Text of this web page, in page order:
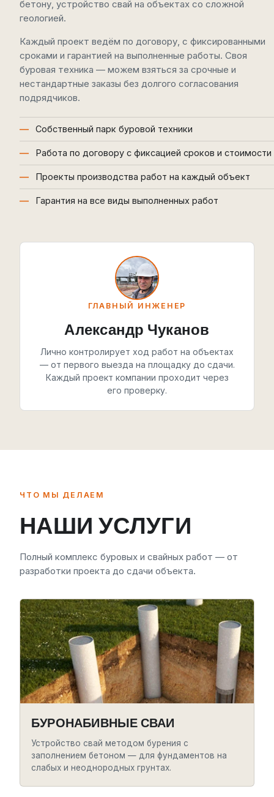
бетону, устройство свай на объектах со сложной
геологией.
Каждый проект ведём по договору, с фиксированными
сроками и гарантией на выполненные работы. Своя
буровая техника — можем взяться за срочные и
нестандартные заказы без долгого согласования
подрядчиков.
Собственный парк буровой техники
Работа по договору с фиксацией сроков и стоимости
Проекты производства работ на каждый объект
Гарантия на все виды выполненных работ
ГЛАВНЫЙ ИНЖЕНЕР
Александр Чуканов
Лично контролирует ход работ на объектах
— от первого выезда на площадку до сдачи.
Каждый проект компании проходит через
его проверку.
ЧТО МЫ ДЕЛАЕМ
НАШИ УСЛУГИ
Полный комплекс буровых и свайных работ — от
разработки проекта до сдачи объекта.
БУРОНАБИВНЫЕ СВАИ
Устройство свай методом бурения с
заполнением бетоном — для фундаментов на
слабых и неоднородных грунтах.